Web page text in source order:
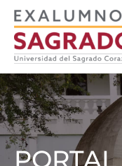
Skip
content